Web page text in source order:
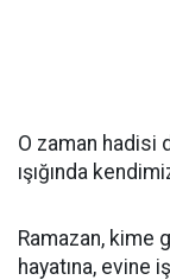
O zaman hadisi
ışığında
Ramazan, kime
hayatına, evine